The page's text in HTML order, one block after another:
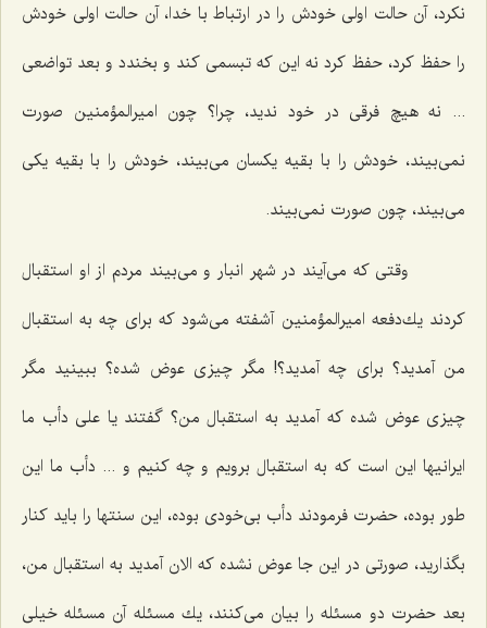
نكرد، آن حالت اولی خودش را در ارتباط با خدا، آن حالت اولی خودش
را حفظ كرد، حفظ كرد نه این كه تبسمی كند و بخندد و بعد تواضعی
... نه هیچ فرقی در خود ندید، چرا؟ چون امیرالمؤمنین صورت
نمی‌بیند، خودش را با بقیه یكسان می‌بیند، خودش را با بقیه یكی
می‌بیند، چون صورت نمی‌بیند.
وقتی كه می‌آیند در شهر انبار و می‌بیند مردم از او استقبال
كردند یك‌دفعه امیرالمؤمنین آشفته می‌شود كه برای چه به استقبال
من آمدید؟ برای چه آمدید؟! مگر چیزی عوض شده؟ ببینید مگر
چیزی عوض شده كه آمدید به استقبال من؟ گفتند یا علی دأب ما
ایرانیها این است كه به استقبال برویم و چه كنیم و ... دأب ما این
طور بوده، حضرت فرمودند دأب بی‌خودی بوده، این سنتها را باید كنار
بگذارید، صورتی در این جا عوض نشده كه الان آمدید به استقبال من،
بعد حضرت دو مسئله را بیان می‌كنند، یك مسئله آن مسئله خیلی